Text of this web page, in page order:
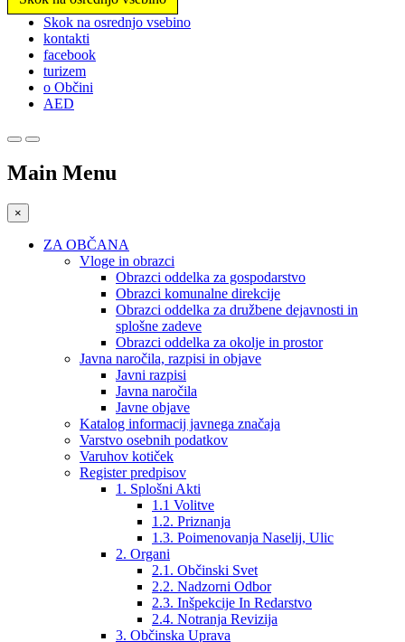
Prosimo,
upoštevajte:
spletno
mesto
vključuje
sistem
Skok na osrednjo vsebino
kontakti
facebook
turizem
o Občini
AED
Main Menu
×
ZA OBČANA
Vloge in obrazci
Obrazci oddelka za gospodarstvo
Obrazci komunalne direkcije
Obrazci oddelka za družbene dejavnosti in
splošne zadeve
Obrazci oddelka za okolje in prostor
Javna naročila, razpisi in objave
Javni razpisi
Javna naročila
Javne objave
Katalog informacij javnega značaja
Varstvo osebnih podatkov
Varuhov kotiček
Register predpisov
1. Splošni Akti
1.1 Volitve
1.2. Priznanja
1.3. Poimenovanja Naselij, Ulic
2. Organi
2.1. Občinski Svet
2.2. Nadzorni Odbor
2.3. Inšpekcije In Redarstvo
2.4. Notranja Revizija
3. Občinska Uprava